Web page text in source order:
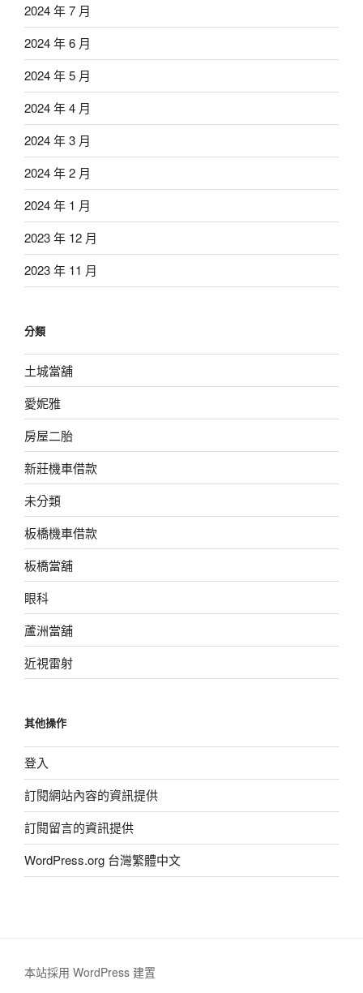
2024 年 7 月
2024 年 6 月
2024 年 5 月
2024 年 4 月
2024 年 3 月
2024 年 2 月
2024 年 1 月
2023 年 12 月
2023 年 11 月
分類
土城當舖
愛妮雅
房屋二胎
新莊機車借款
未分類
板橋機車借款
板橋當舖
眼科
蘆洲當舖
近視雷射
其他操作
登入
訂閱網站內容的資訊提供
訂閱留言的資訊提供
WordPress.org 台灣繁體中文
本站採用 WordPress 建置